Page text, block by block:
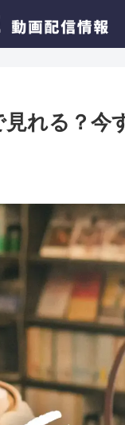
れる？今